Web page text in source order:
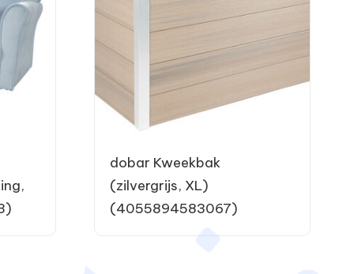
dobar Kweekbak
(zilvergrijs, XL)
(4055894583067)